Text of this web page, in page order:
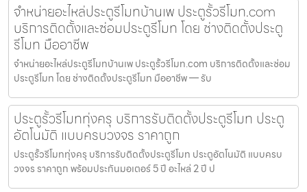
จำหน่ายอะไหล่ประตูรีโมทบ้านเพ ประตูรั้วรีโมท.com
บริการติดตั้งและซ่อมประตูรีโมท โดย ช่างติดตั้งประตู
รีโมท มืออาชีพ
จำหน่ายอะไหล่ประตูรีโมทบ้านเพ ประตูรั้วรีโมท.com บริการติดตั้งและซ่อม
ประตูรีโมท โดย ช่างติดตั้งประตูรีโมท มืออาชีพ — รับ
ประตูรั้วรีโมททุ่งครุ บริการรับติดตั้งประตูรีโมท ประตู
อัตโนมัติ แบบครบวงจร ราคาถูก
ประตูรั้วรีโมททุ่งครุ บริการรับติดตั้งประตูรีโมท ประตูอัตโนมัติ แบบครบ
วงจร ราคาถูก พร้อมประกันมอเตอร์ 5 ปี อะไหล่ 2 ปี ป